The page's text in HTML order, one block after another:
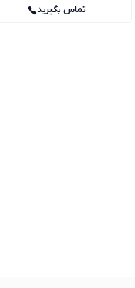
تماس بگیرید